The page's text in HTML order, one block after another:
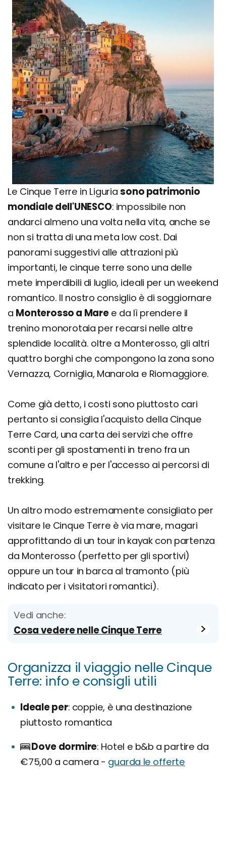
Le Cinque Terre in Liguriasono patrimonio
mondiale dell'UNESCO: impossibile non
andarci almeno una volta nella vita, anche se
non si tratta di una meta low cost. Dai
panorami suggestivi alle attrazioni più
importanti, le cinque terre sono una delle
mete imperdibili di luglio, ideali per un weekend
romantico. Il nostro consiglio è di soggiornare
a Monterosso a Maree da lì prendere il
trenino monorotaia per recarsi nelle altre
splendide località. oltre a Monterosso, gli altri
quattro borghi che compongono la zona sono
Vernazza, Corniglia, Manarola e Riomaggiore.
Come già detto, i costi sono piuttosto cari
pertanto si consiglia l'acquisto della Cinque
Terre Card, una carta dei servizi che offre
sconti per gli spostamenti in treno fra un
comune a l'altro e per l'accesso ai percorsi di
trekking.
Un altro modo estremamente consigliato per
visitare le Cinque Terre è via mare, magari
approfittando di un tour in kayak con partenza
da Monterosso (perfetto per gli sportivi)
oppure un tour in barca al tramonto (più
indicato per i visitatori romantici).
Vedi anche:
Cosa vedere nelle Cinque Terre
Organizza il viaggio nelle Cinque
Terre: info e consigli utili
Ideale per coppie, è una destinazione
piuttosto romantica
Dove dormire Hotel e b&b a partire da
€75,00 a camera - guarda le offerte